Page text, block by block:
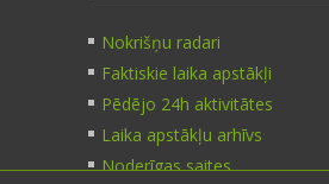
Nokrišņu radari
Faktiskie laika apstākļi
Pēdējo 24h aktivitātes
Laika apstākļu arhīvs
Noderīgas saites